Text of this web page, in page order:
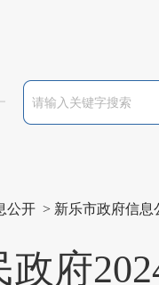
公开 > 新乐市政府信息
政府